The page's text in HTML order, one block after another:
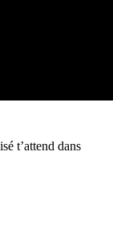
t’attend dans